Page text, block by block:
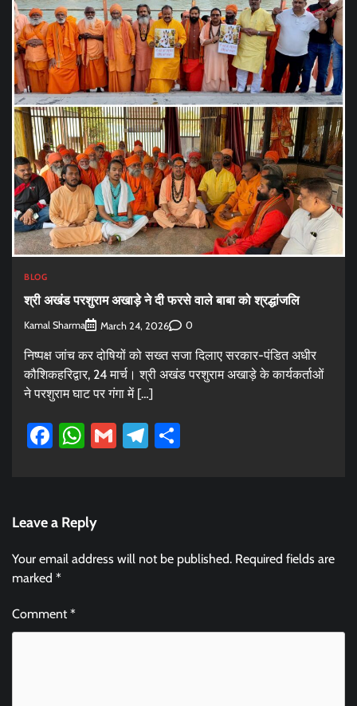
BLOG
श्री अखंड परशुराम अखाड़े ने दी फरसे वाले बाबा को श्रद्धांजलि
Kamal Sharma March 24, 2026 0
निष्पक्ष जांच कर दोषियों को सख्त सजा दिलाए सरकार-पंडित अधीर
कौशिकहरिद्वार, 24 मार्च। श्री अखंड परशुराम अखाड़े के कार्यकर्ताओं
ने परशुराम घाट पर गंगा में […]
Facebook
WhatsApp
GmailTelegram
Leave a Reply
Your email address will not be published. Required fields are
marked *
Comment*